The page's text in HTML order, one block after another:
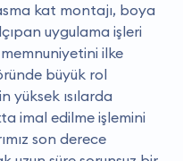
kat montajı, boya
uygulama işleri
ilke
büyük rol
yüksek ısılarda
imal edilme işlemini
son derece